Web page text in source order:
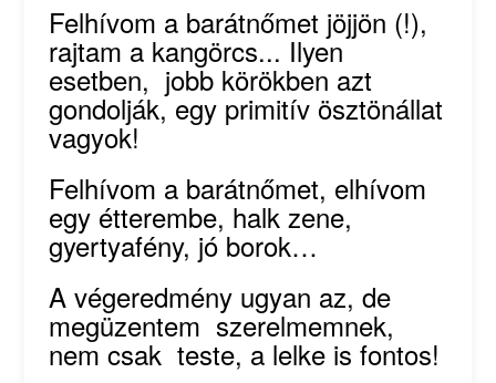
Felhívom a barátnőmet jöjjön (!),
rajtam a kangörcs... Ilyen
esetben, jobb körökben azt
gondolják, egy primitív ösztönállat
vagyok!
Felhívom a barátnőmet, elhívom
egy étterembe, halk zene,
gyertyafény, jó borok…
A végeredmény ugyan az, de
megüzentem szerelmemnek,
nem csak teste, a lelke is fontos!